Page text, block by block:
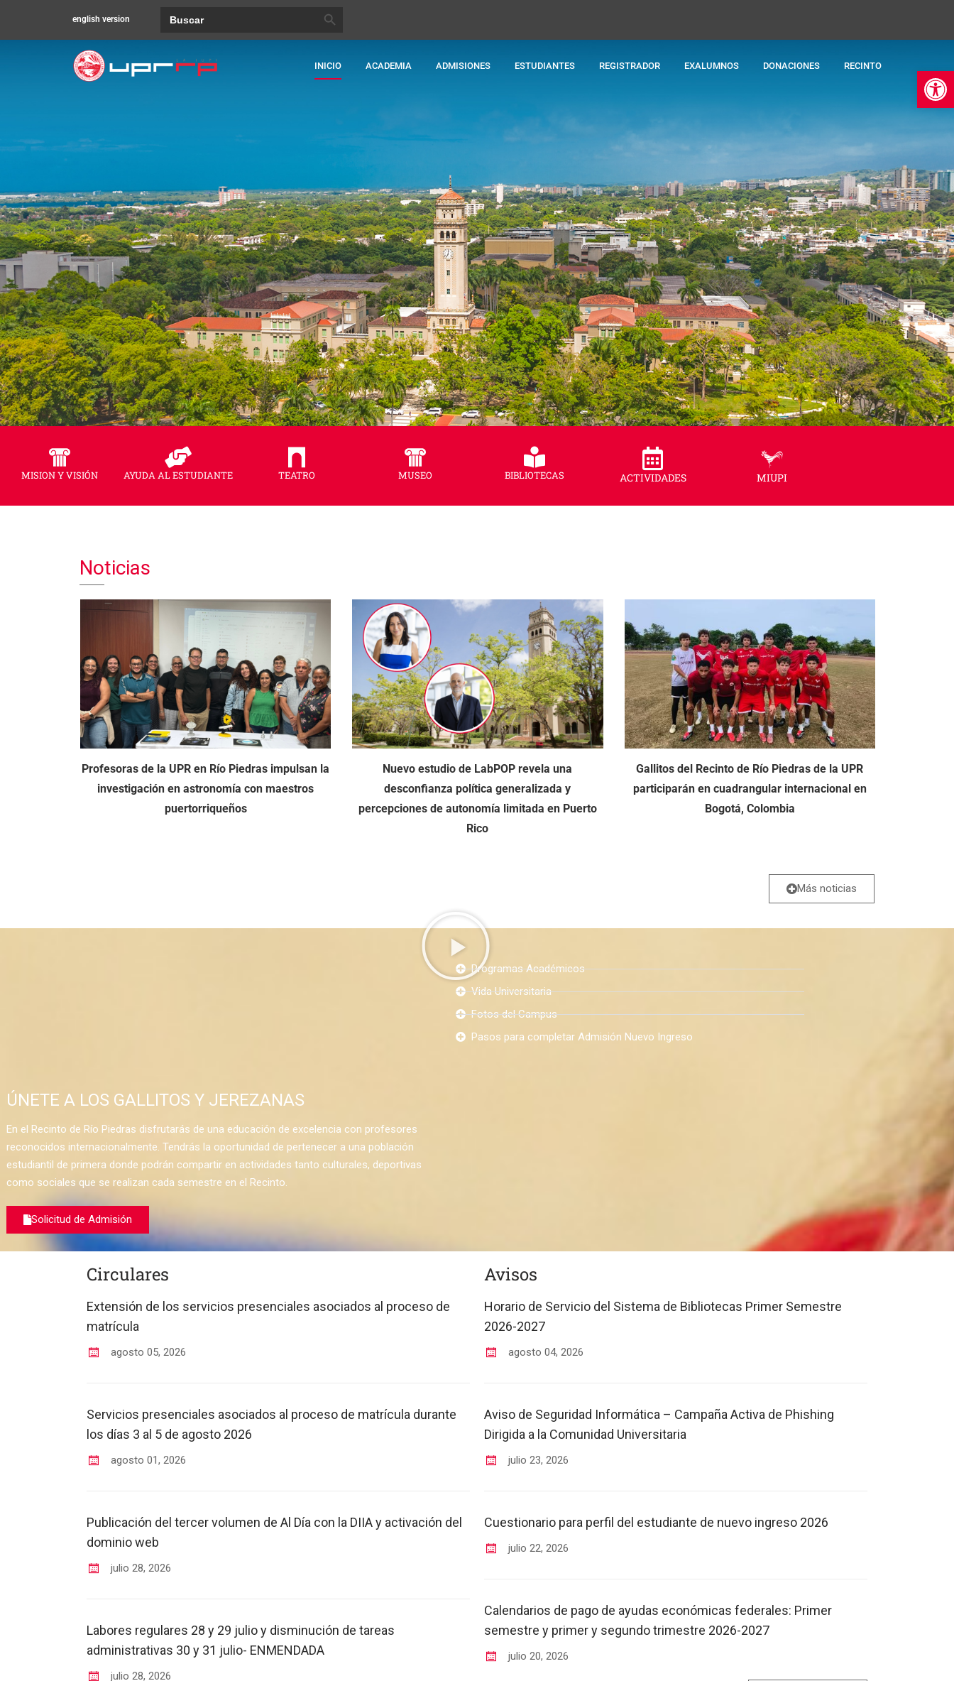
english version
INICIO ACADEMIA ADMISIONES ESTUDIANTES REGISTRADOR EXALUMNOS DONACIONES RECINTO
MISION Y VISIÓN AYUDA AL ESTUDIANTE TEATRO MUSEO BIBLIOTECAS ACTIVIDADES MIUPI
Noticias
Profesoras de la UPR en Río Piedras impulsan la
investigación en astronomía con maestros
puertorriqueños
Nuevo estudio de LabPOP revela una
desconfianza política generalizada y
percepciones de autonomía limitada en Puerto
Rico
Gallitos del Recinto de Río Piedras de la UPR
participarán en cuadrangular internacional en
Bogotá, Colombia
Más noticias
ÚNETE A LOS GALLITOS Y JEREZANAS
En el Recinto de Río Piedras disfrutarás de una educación de excelencia con profesores
reconocidos internacionalmente. Tendrás la oportunidad de pertenecer a una población
estudiantil de primera donde podrán compartir en actividades tanto culturales, deportivas
como sociales que se realizan cada semestre en el Recinto.
Solicitud de Admisión
Programas Académicos
Vida Universitaria
Fotos del Campus
Pasos para completar Admisión Nuevo Ingreso
Circulares
Extensión de los servicios presenciales asociados al proceso de
matrícula
agosto 05, 2026
Servicios presenciales asociados al proceso de matrícula durante
los días 3 al 5 de agosto 2026
agosto 01, 2026
Publicación del tercer volumen de Al Día con la DIIA y activación del
dominio web
julio 28, 2026
Labores regulares 28 y 29 julio y disminución de tareas
administrativas 30 y 31 julio- ENMENDADA
julio 28, 2026
Avisos
Horario de Servicio del Sistema de Bibliotecas Primer Semestre
2026-2027
agosto 04, 2026
Aviso de Seguridad Informática – Campaña Activa de Phishing
Dirigida a la Comunidad Universitaria
julio 23, 2026
Cuestionario para perfil del estudiante de nuevo ingreso 2026
julio 22, 2026
Calendarios de pago de ayudas económicas federales: Primer
semestre y primer y segundo trimestre 2026-2027
julio 20, 2026